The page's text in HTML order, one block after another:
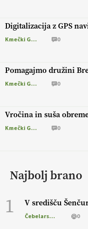
Digitalizacija z GPS
Kmečki Glas 0
Pomagajmo družini
Kmečki Glas 0
Vročina in suša
Kmečki Glas 0
Najbolj brano
1 V središču
Čebelarstvo 0